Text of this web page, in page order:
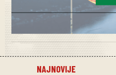
NAJNOVIJE